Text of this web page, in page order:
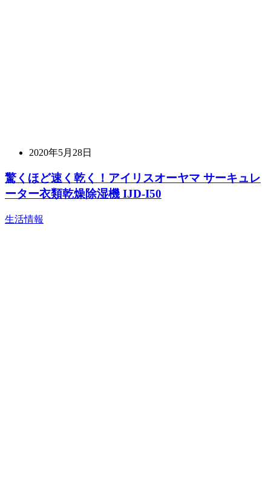
2020年5月28日
驚くほど速く乾く！アイリスオーヤマ サーキュレ
ーター衣類乾燥除湿機 IJD-I50
生活情報